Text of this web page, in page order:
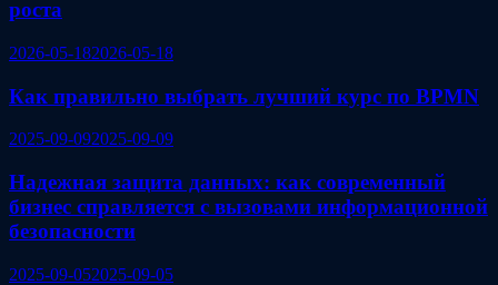
роста
2026-05-182026-05-18
Как правильно выбрать лучший курс по BPMN
2025-09-092025-09-09
Надежная защита данных: как современный
бизнес справляется с вызовами информационной
безопасности
2025-09-052025-09-05